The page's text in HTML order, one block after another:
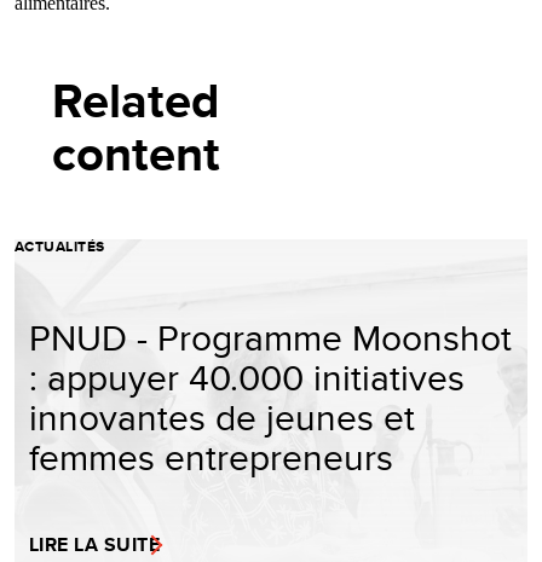
Related
content
ACTUALITÉS
PNUD - Programme Moonshot
: appuyer 40.000 initiatives
innovantes de jeunes et
femmes entrepreneurs
LIRE LA SUITE